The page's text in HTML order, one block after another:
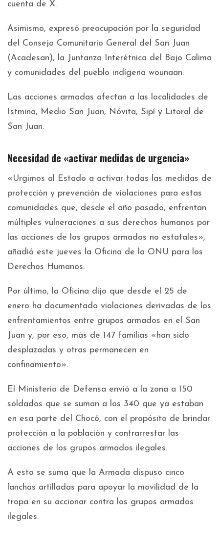
cuenta de X.
Asimismo, expresó preocupación por la seguridad
del Consejo Comunitario General del San Juan
(Acadesan), la Juntanza Interétnica del Bajo Calima
y comunidades del pueblo indígena wounaan.
Las acciones armadas afectan a las localidades de
Istmina, Medio San Juan, Nóvita, Sipí y Litoral de
San Juan.
Necesidad de «activar medidas de urgencia»
«Urgimos al Estado a activar todas las medidas de
protección y prevención de violaciones para estas
comunidades que, desde el año pasado, enfrentan
múltiples vulneraciones a sus derechos humanos por
las acciones de los grupos armados no estatales»,
añadió este jueves la Oficina de la ONU para los
Derechos Humanos.
Por último, la Oficina dijo que desde el 25 de
enero ha documentado violaciones derivadas de los
enfrentamientos entre grupos armados en el San
Juan y, por eso, más de 147 familias «han sido
desplazadas y otras permanecen en
confinamiento».
El Ministerio de Defensa envió a la zona a 150
soldados que se suman a los 340 que ya estaban
en esa parte del Chocó, con el propósito de brindar
protección a la población y contrarrestar las
acciones de los grupos armados ilegales.
A esto se suma que la Armada dispuso cinco
lanchas artilladas para apoyar la movilidad de la
tropa en su accionar contra los grupos armados
ilegales.